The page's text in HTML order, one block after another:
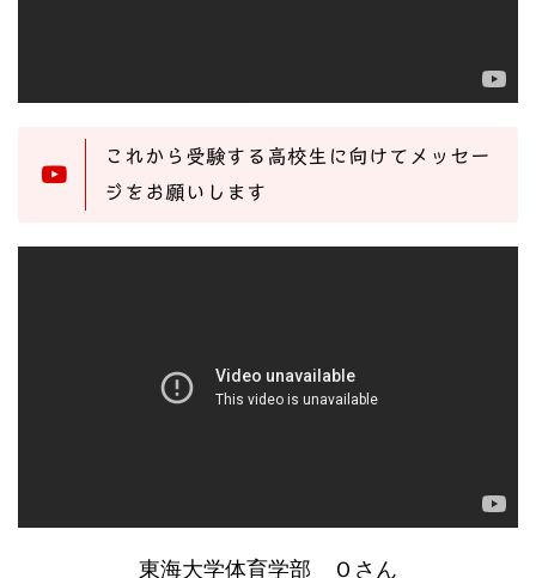
これから受験する高校生に向けてメッセー
ジをお願いします
東海大学体育学部 Ｏさん